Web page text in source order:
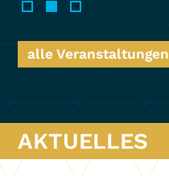
alle Veranstaltungen
AKTUELLES